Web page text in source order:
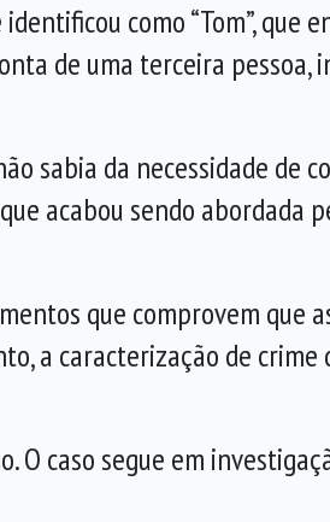
como “Tom”, que
de uma terceira pessoa,
sabia da necessidade de
acabou sendo abordada
que comprovem que
a caracterização de crime
caso segue em